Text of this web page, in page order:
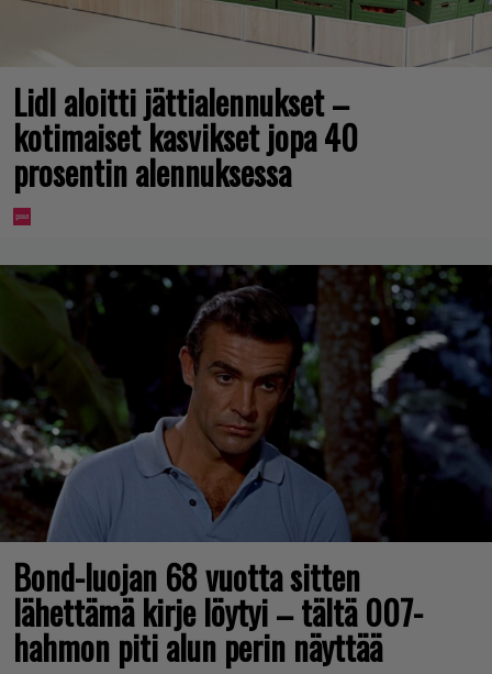
Lidl aloitti jättialennukset –
kotimaiset kasvikset jopa 40
prosentin alennuksessa
Bond-luojan 68 vuotta sitten
lähettämä kirje löytyi – tältä 007-
hahmon piti alun perin näyttää